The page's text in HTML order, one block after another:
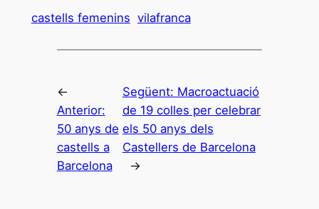
castells femenins vilafranca
←
Anterior:
50 anys de
castells a
Barcelona
Següent: Macroactuació
de 19 colles per celebrar
els 50 anys dels
Castellers de Barcelona
→